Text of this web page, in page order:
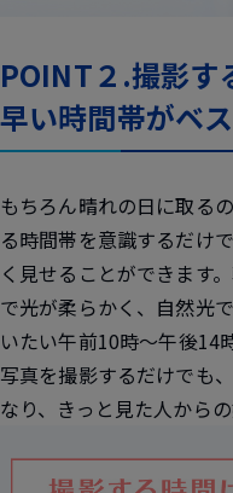
POINT２.撮影す
早い時間帯がベス
もちろん晴れの日に取る
る時間帯を意識するだけ
く見せることができます
で光が柔らかく、自然光
いたい午前10時～午後14
写真を撮影するだけでも
なり、きっと見た人から